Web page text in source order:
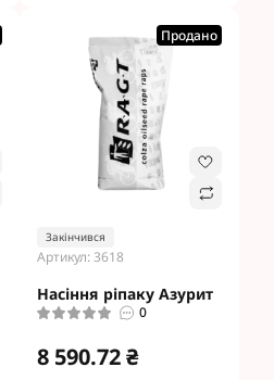
Продано
Закінчився
Артикул: 3618
Насіння ріпаку Азурит
0
8 590.72 ₴